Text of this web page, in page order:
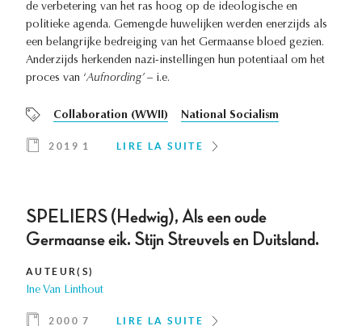
de verbetering van het ras hoog op de ideologische en
politieke agenda. Gemengde huwelijken werden enerzijds als
een belangrijke bedreiging van het Germaanse bloed gezien.
Anderzijds herkenden nazi-instellingen hun potentiaal om het
proces van ‘Aufnording’ – i.e.
Collaboration (WWII) National Socialism
2019 1 LIRE LA SUITE
SPELIERS (Hedwig), Als een oude
Germaanse eik. Stijn Streuvels en Duitsland.
AUTEUR(S)
Ine Van Linthout
2000 7 LIRE LA SUITE